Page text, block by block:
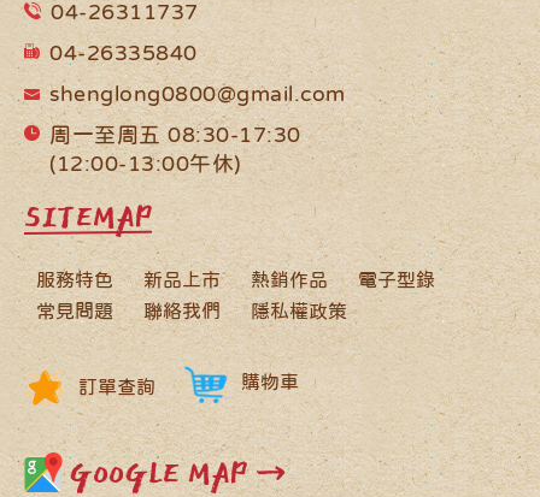
04-26311737
04-26335840
shenglong0800@gmail.com
周一至周五 08:30-17:30
(12:00-13:00午休)
SITEMAP
服務特色 新品上市 熱銷作品
電子型錄
常見問題
聯絡我們 隱私權政策
訂單查詢 購物車
GOOGLE MAP →